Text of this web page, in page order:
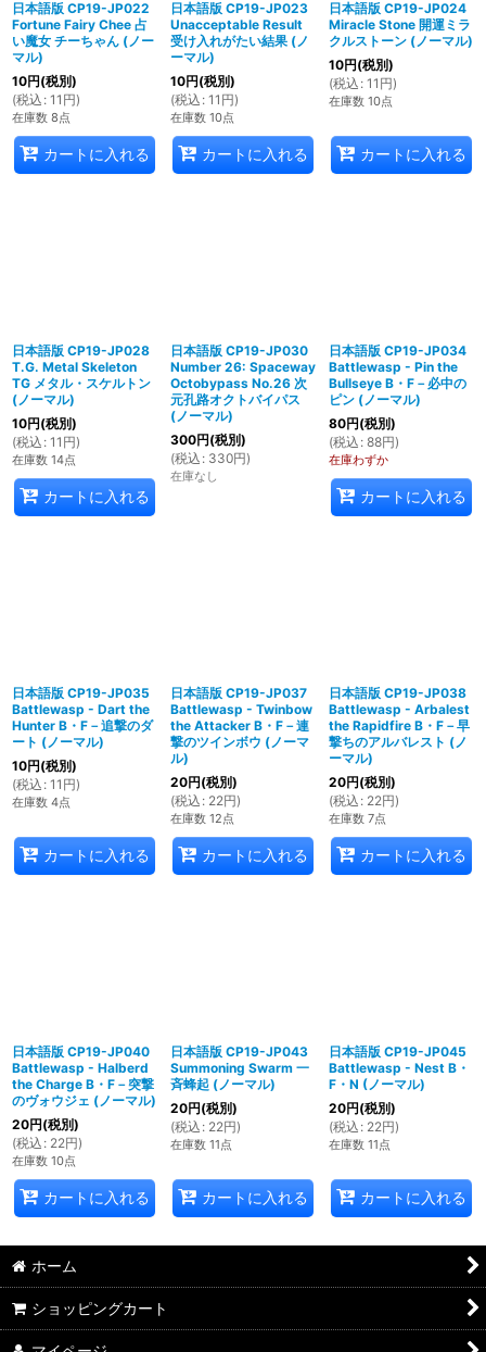
日本語版 CP19-JP022
Fortune Fairy Chee 占
い魔女 チーちゃん (ノー
マル)
10円(税別)
(税込 : 11 円)
在庫数 8点
カートに入れる
日本語版 CP19-JP023
Unacceptable Result
受け入れがたい結果 (ノ
ーマル)
10円(税別)
(税込 : 11 円)
在庫数 10点
カートに入れる
日本語版 CP19-JP024
Miracle Stone 開運ミラ
クルストーン (ノーマル)
10円(税別)
(税込 : 11 円)
在庫数 10点
カートに入れる
日本語版 CP19-JP028
T.G. Metal Skeleton
TG メタル・スケルトン
(ノーマル)
10円(税別)
(税込 : 11 円)
在庫数 14点
カートに入れる
日本語版 CP19-JP030
Number 26: Spaceway
Octobypass No.26 次
元孔路オクトバイパス
(ノーマル)
300円(税別)
(税込 : 330円)
在庫なし
日本語版 CP19-JP034
Battlewasp - Pin the
Bullseye B・F－必中の
ピン (ノーマル)
80円(税別)
(税込 : 88円)
在庫わずか
カートに入れる
日本語版 CP19-JP035
Battlewasp - Dart the
Hunter B・F－追撃のダ
ート (ノーマル)
10円(税別)
(税込 : 11 円)
在庫数 4点
カートに入れる
日本語版 CP19-JP037
Battlewasp - Twinbow
the Attacker B・F－連
撃のツインボウ (ノーマ
ル)
20円(税別)
(税込 : 22円)
在庫数 12点
カートに入れる
日本語版 CP19-JP038
Battlewasp - Arbalest
the Rapidfire B・F－早
撃ちのアルバレスト (ノ
ーマル)
20円(税別)
(税込 : 22円)
在庫数 7点
カートに入れる
日本語版 CP19-JP040
Battlewasp - Halberd
the Charge B・F－突撃
のヴォウジェ (ノーマル)
20円(税別)
(税込 : 22円)
在庫数 10点
カートに入れる
日本語版 CP19-JP043
Summoning Swarm 一
斉蜂起 (ノーマル)
20円(税別)
(税込 : 22円)
在庫数 11点
カートに入れる
日本語版 CP19-JP045
Battlewasp - Nest B・
F・N (ノーマル)
20円(税別)
(税込 : 22円)
在庫数 11点
カートに入れる
ホーム
ショッピングカート